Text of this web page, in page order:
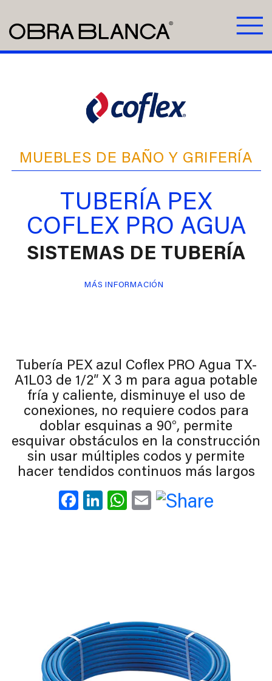
MUEBLES DE BAÑO Y GRIFERÍA
TUBERÍA PEX
COFLEX PRO AGUA
SISTEMAS DE TUBERÍA
MÁS INFORMACIÓN
Tubería PEX azul Coflex PRO Agua TX-
A1L03 de 1/2″ X 3 m para agua potable
fría y caliente, disminuye el uso de
conexiones, no requiere codos para
doblar esquinas a 90°, permite
esquivar obstáculos en la construcción
sin usar múltiples codos y permite
hacer tendidos continuos más largos
Facebook
LinkedIn
WhatsApp
Email